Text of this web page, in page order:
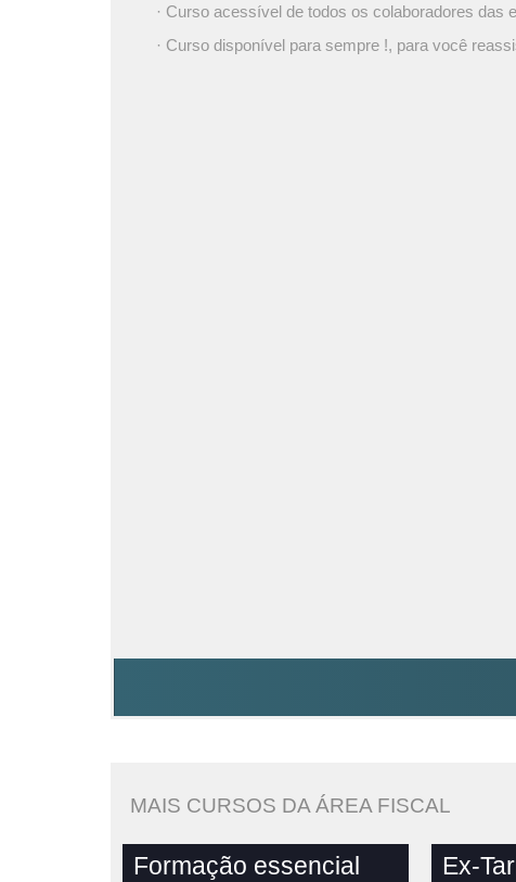
· Curso acessível de todos os colaboradores das
· Curso disponível para sempre !, para você
MAIS CURSOS DA ÁREA FISCAL
Formação essencial
Ex-